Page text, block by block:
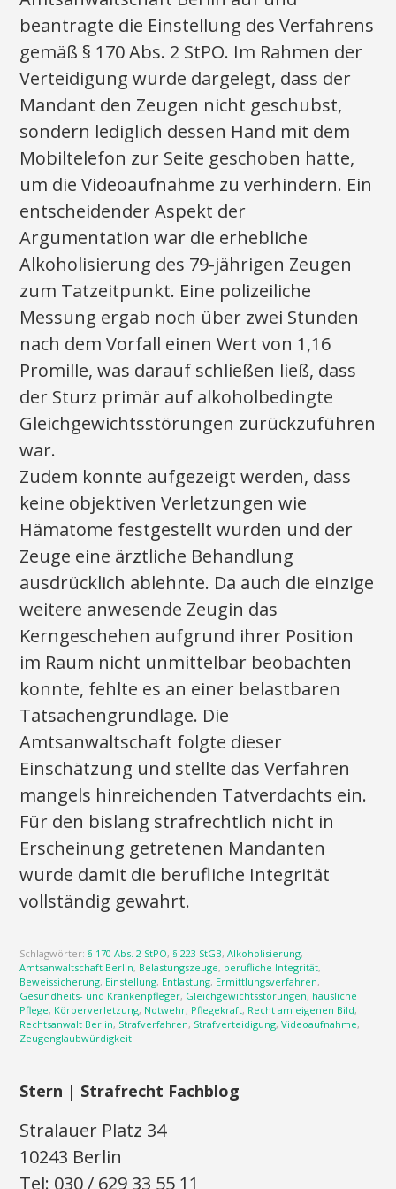
beantragte die Einstellung des Verfahrens
gemäß § 170 Abs. 2 StPO. Im Rahmen der
Verteidigung wurde dargelegt, dass der
Mandant den Zeugen nicht geschubst,
sondern lediglich dessen Hand mit dem
Mobiltelefon zur Seite geschoben hatte,
um die Videoaufnahme zu verhindern. Ein
entscheidender Aspekt der
Argumentation war die erhebliche
Alkoholisierung des 79-jährigen Zeugen
zum Tatzeitpunkt. Eine polizeiliche
Messung ergab noch über zwei Stunden
nach dem Vorfall einen Wert von 1,16
Promille, was darauf schließen ließ, dass
der Sturz primär auf alkoholbedingte
Gleichgewichtsstörungen zurückzuführen
war.
Zudem konnte aufgezeigt werden, dass
keine objektiven Verletzungen wie
Hämatome festgestellt wurden und der
Zeuge eine ärztliche Behandlung
ausdrücklich ablehnte. Da auch die einzige
weitere anwesende Zeugin das
Kerngeschehen aufgrund ihrer Position
im Raum nicht unmittelbar beobachten
konnte, fehlte es an einer belastbaren
Tatsachengrundlage. Die
Amtsanwaltschaft folgte dieser
Einschätzung und stellte das Verfahren
mangels hinreichenden Tatverdachts ein.
Für den bislang strafrechtlich nicht in
Erscheinung getretenen Mandanten
wurde damit die berufliche Integrität
vollständig gewahrt.
Schlagwörter: § 170 Abs. 2 StPO, § 223 StGB,Alkoholisierung,
Amtsanwaltschaft Berlin, Belastungszeuge, berufliche Integrität,
Beweissicherung, Einstellung, Entlastung, Ermittlungsverfahren,
Gesundheits- und Krankenpfleger, Gleichgewichtsstörungen, häusliche
Pflege, Körperverletzung, Notwehr, Pflegekraft, Recht am eigenen Bild,
Rechtsanwalt Berlin, Strafverfahren, Strafverteidigung,Videoaufnahme,
Zeugenglaubwürdigkeit
Stern | Strafrecht Fachblog
Stralauer Platz 34
10243 Berlin
Tel: 030 / 629 33 55 11